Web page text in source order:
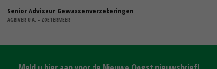
Senior Adviseur Gewassenverzekeringen
AGRIVER U.A. - ZOETERMEER